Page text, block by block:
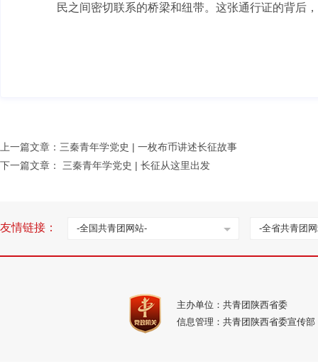
民之间密切联系的桥梁和纽带。这张通行证的背后
上一篇文章： 三秦青年学党史 | 一枚布币讲述长征故事
下一篇文章：
三秦青年学党史 | 长征从这里出发
友情链接： -全国共青团网站- -全省共青团
主办单位：共青团陕西省委
信息管理：共青团陕西省委宣传部